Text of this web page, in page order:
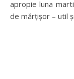
apropie luna
de mărțișor – util